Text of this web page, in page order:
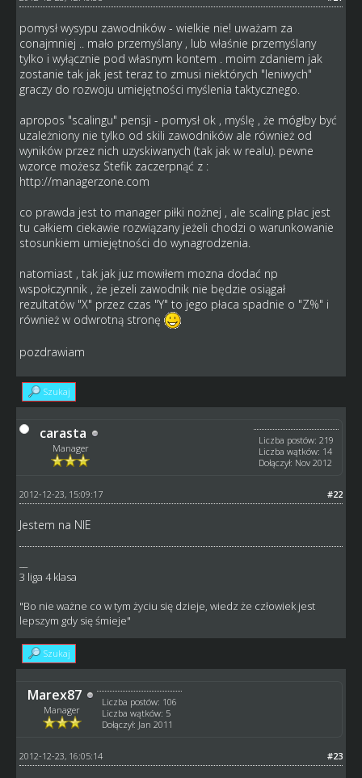
pomysł wysypu zawodników - wielkie nie! uważam za
conajmniej .. mało przemyślany , lub właśnie przemyślany
tylko i wyłącznie pod własnym kontem . moim zdaniem jak
zostanie tak jak jest teraz to zmusi niektórych "leniwych"
graczy do rozwoju umiejętności myślenia taktycznego.
apropos "scalingu" pensji - pomysł ok , myślę , że mógłby być
uzależniony nie tylko od skili zawodników ale również od
wyników przez nich uzyskiwanych (tak jak w realu). pewne
wzorce możesz Stefik zaczerpnąć z :
http://managerzone.com
co prawda jest to manager piłki nożnej , ale scaling płac jest
tu całkiem ciekawie rozwiązany jeżeli chodzi o warunkowanie
stosunkiem umiejętności do wynagrodzenia.
natomiast , tak jak juz mowiłem mozna dodać np
wspołczynnik , że jezeli zawodnik nie będzie osiągał
rezultatów "X" przez czas "Y" to jego płaca spadnie o "Z%" i
również w odwrotną stronę
pozdrawiam
Szukaj
carasta
Manager
Liczba postów: 219
Liczba wątków: 14
Dołączył: Nov 2012
#22
2012-12-23, 15:09:17
Jestem na NIE
3 liga 4 klasa
"Bo nie ważne co w tym życiu się dzieje, wiedz że człowiek jest
lepszym gdy się śmieje"
Szukaj
Marex87
Manager
Liczba postów: 106
Liczba wątków: 5
Dołączył: Jan 2011
#23
2012-12-23, 16:05:14